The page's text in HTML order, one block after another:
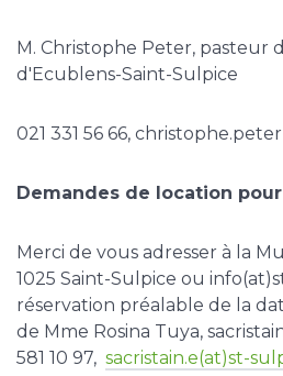
M. Christophe Peter, pasteur
d'Ecublens-Saint-Sulpice
021 331 56 66,
Demandes de location
Merci de vous adresser à la
1025 Saint-Sulpice ou
réservation préalable de la
de Mme Rosina Tuya,
581 10 97, sacristain.e(at)st-